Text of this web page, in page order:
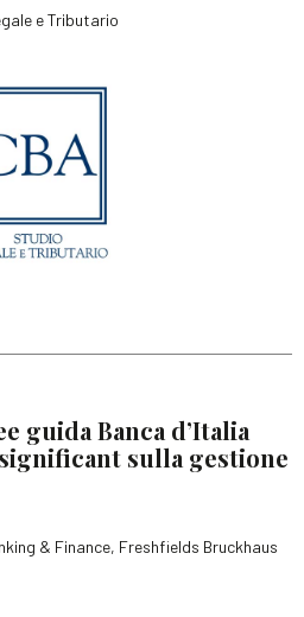
e Tributario
guida Banca d’Italia
sulla gestione
& Finance, Freshfields Bruckhaus